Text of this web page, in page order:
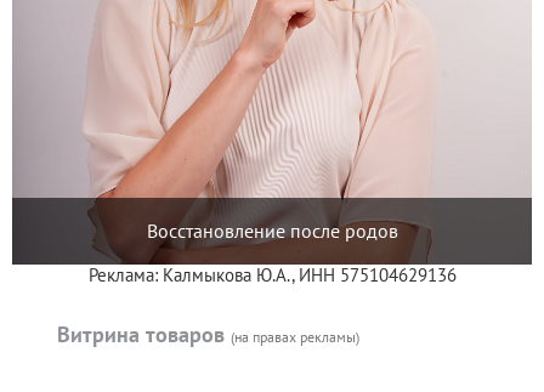
Восстановление после родов
Реклама: Калмыкова Ю.А., ИНН 575104629136
Витрина товаров (на правах рекламы)